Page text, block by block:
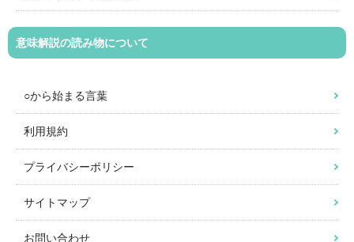
意味解説の読み物について
○から始まる言葉
利用規約
プライバシーポリシー
サイトマップ
お問い合わせ